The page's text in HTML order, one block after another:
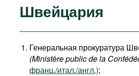
Швейцария
Генеральная прокуратура
(Ministère public de la
франц./итал./англ.);